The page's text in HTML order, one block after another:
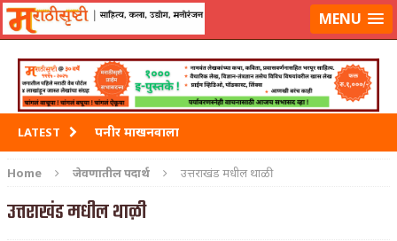
मराठीसृष्टीवर लॉग-इन करा MENU
LATEST पनीर माखनवाला
पावभाजी
इडली
Home जेवणातील पदार्थ उत्तराखंड मधील थाळी
उत्तराखंड मधील थाळी